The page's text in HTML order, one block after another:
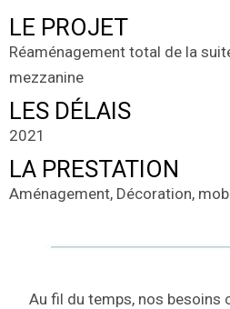
LE PROJET
Réaménagement total de la
mezzanine
LES DÉLAIS
2021
LA PRESTATION
Aménagement, Décoration,
Au fil du temps, nos besoins